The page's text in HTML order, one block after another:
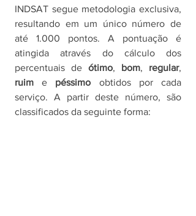
INDSAT segue metodologia exclusiva,
resultando em um único número de
até 1.000 pontos. A pontuação é
atingida através do cálculo dos
percentuais de ótimo, bom, regular
ruim e péssimo obtidos por cada
serviço. A partir deste número, são
classificados da seguinte forma: